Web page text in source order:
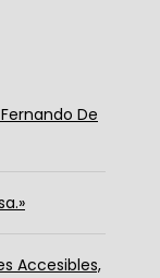
Fernando De
Accesibles,